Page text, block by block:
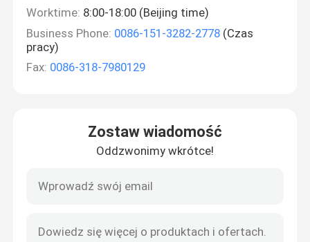
Worktime: 8:00-18:00 (Beijing time)
Business Phone: 0086-151-3282-2778 (Czas
pracy)
Fax: 0086-318-7980129
Zostaw wiadomość
Oddzwonimy wkrótce!